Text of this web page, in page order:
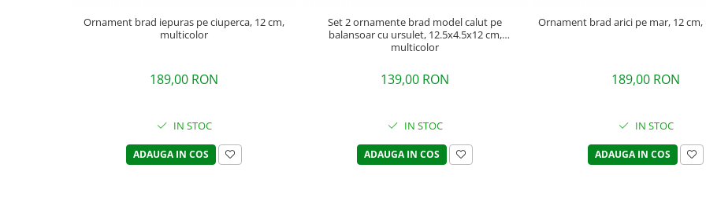
Ornament brad iepuras pe ciuperca, 12 cm,
multicolor
189,00 RON
IN STOC
ADAUGA IN COS
Set 2 ornamente brad model calut pe
balansoar cu ursulet, 12.5x4.5x12 cm,
multicolor
139,00 RON
IN STOC
ADAUGA IN COS
Ornament brad arici pe mar, 12
189,00 RON
IN STOC
ADAUGA IN COS